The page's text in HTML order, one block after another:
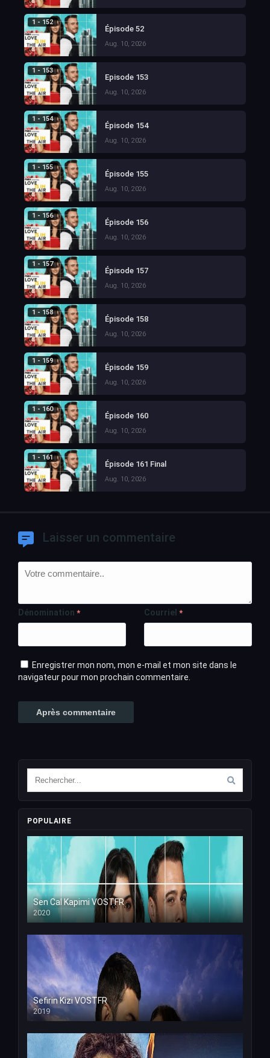
1 - 152
Épisode 52
Aug. 10, 2026
1 - 153
Episode 153
Aug. 10, 2026
1 - 154
Épisode 154
Aug. 10, 2026
1 - 155
Épisode 155
Aug. 10, 2026
1 - 156
Épisode 156
Aug. 10, 2026
1 - 157
Épisode 157
Aug. 10, 2026
1 - 158
Épisode 158
Aug. 10, 2026
1 - 159
Épisode 159
Aug. 10, 2026
1 - 160
Épisode 160
Aug. 10, 2026
1 - 161
Épisode 161 Final
Aug. 10, 2026
Laisser un commentaire
Dénomination * Courriel *
Enregistrer mon nom, mon e-mail et mon site dans le
navigateur pour mon prochain commentaire.
POPULAIRE
Sen Cal Kapimi VOSTFR
2020
Sefirin Kizi VOSTFR
2019